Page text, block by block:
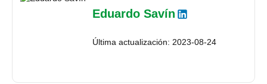
Eduardo Savín
Última actualización: 2023-08-24